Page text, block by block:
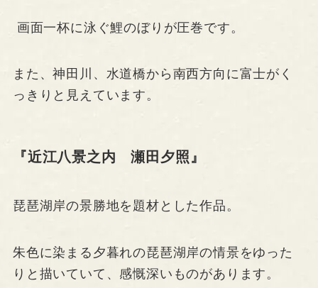
画面一杯に泳ぐ鯉のぼりが圧巻です。
また、神田川、水道橋から南西方向に富士がく
っきりと見えています。
『近江八景之内 瀬田夕照』
琵琶湖岸の景勝地を題材とした作品。
朱色に染まる夕暮れの琵琶湖岸の情景をゆった
りと描いていて、感慨深いものがあります。